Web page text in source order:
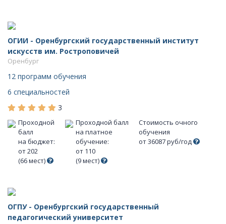
ОГИИ - Оренбургский государственный институт
искусств им. Ростроповичей
Оренбург
12 программ обучения
6 специальностей
3
Проходной
балл
на бюджет:
от 202
(66 мест)
Проходной балл
на платное
обучение:
от 110
(9 мест)
Стоимость очного
обучения
от 36087 руб/год
ОГПУ - Оренбургский государственный
педагогический университет